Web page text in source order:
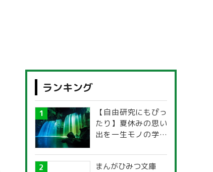
ランキング
【自由研究にもぴっ
たり】夏休みの思い
出を一生モノの学び
探究ガイド
まんがひみつ文庫